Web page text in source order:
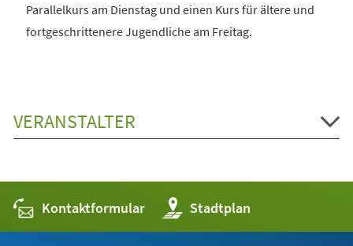
Parallelkurs am Dienstag und einen Kurs für ältere und
fortgeschrittenere Jugendliche am Freitag.
VERANSTALTER
Kontaktformular Stadtplan
(Öffnet
in
einem